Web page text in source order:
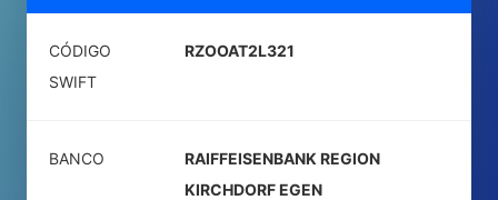
CÓDIGO
SWIFT
RZOOAT2L321
BANCO
RAIFFEISENBANK REGION
KIRCHDORF EGEN